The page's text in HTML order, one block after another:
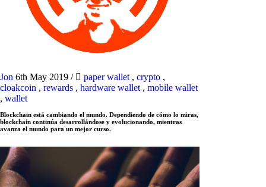
Jon 6th May 2019 / paper wallet , crypto ,
cloakcoin , rewards , hardware wallet , mobile wallet
, wallet
Blockchain está cambiando el mundo. Dependiendo de cómo lo miras,
blockchain continúa desarrollándose y evolucionando, mientras
avanza el mundo para un mejor curso.